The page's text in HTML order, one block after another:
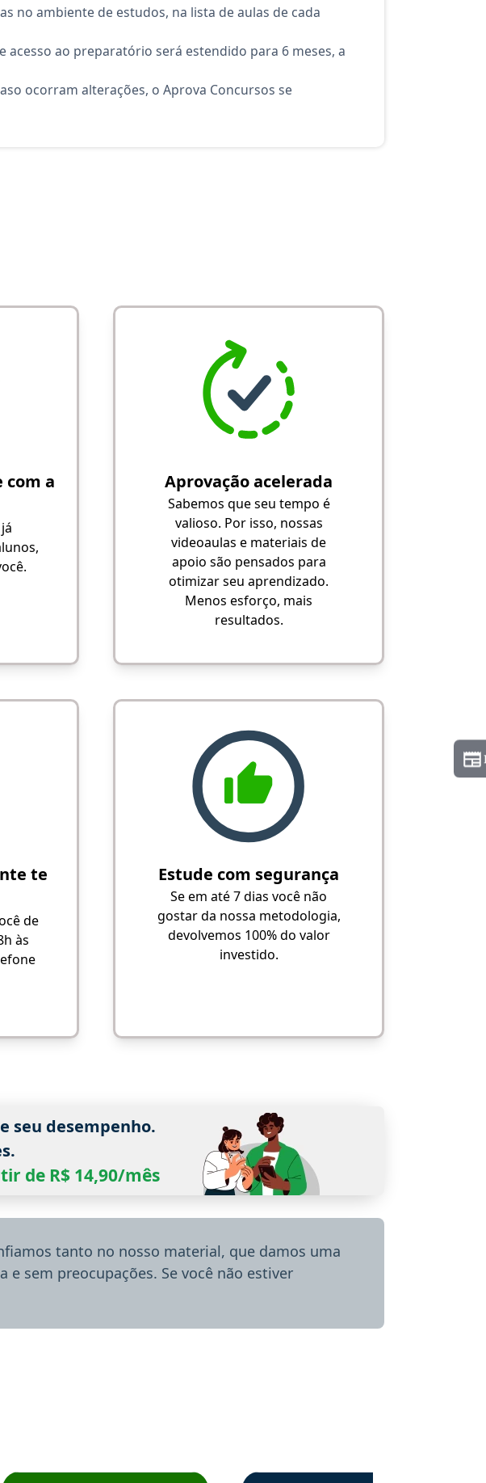
no ambiente de estudos, na lista de aulas de cada
ao preparatório será estendido para 6 meses, a
ocorram alterações, o Aprova Concursos se
com a
Aprovação acelerada
Sabemos que seu tempo é
valioso. Por isso, nossas
videoaulas e materiais de
apoio são pensados para
otimizar seu aprendizado.
Menos esforço, mais
resultados.
te
de
às
Estude com segurança
Se em até 7 dias você não
gostar da nossa metodologia,
devolvemos 100% do valor
investido.
seu desempenho.
de R$ 14,90/mês
tanto no nosso material, que damos uma
sem preocupações. Se você não estiver
em depoimento
Estudante Mário recomenda o Aprova Concursos em depoimentoEstudante Alessandra recomenda o Aprova